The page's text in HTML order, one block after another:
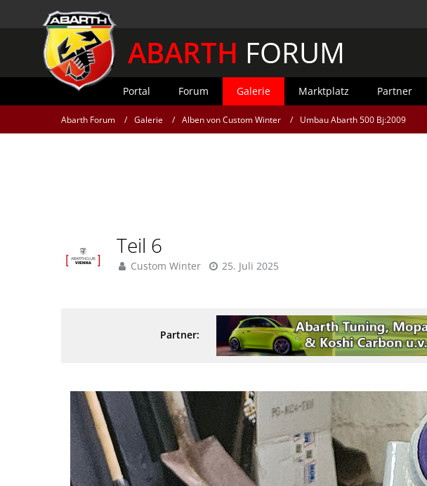
ABARTH FORUM
Portal Forum Galerie Marktplatz Partner
Abarth Forum Galerie Alben von Custom Winter Umbau Abarth 500 Bj:2009
Teil 6
Custom Winter 25. Juli 2025
Partner: